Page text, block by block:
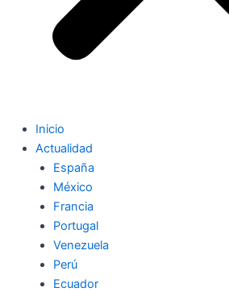
Inicio
Actualidad
España
México
Francia
Portugal
Venezuela
Perú
Ecuador